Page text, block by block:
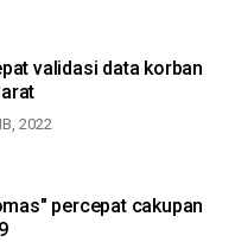
validasi data korban
2022
percepat cakupan